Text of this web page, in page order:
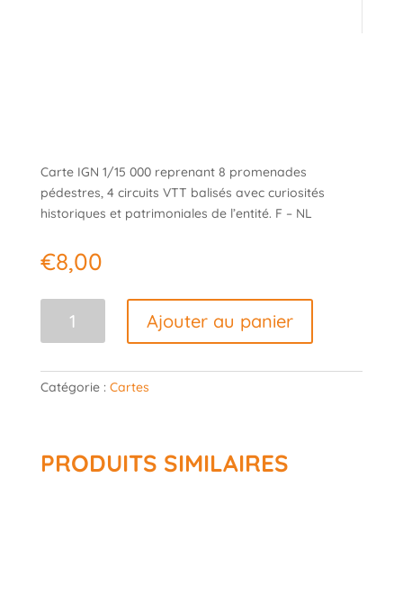
Carte IGN 1/15 000 reprenant 8 promenades
pédestres, 4 circuits VTT balisés avec curiosités
historiques et patrimoniales de l’entité. F – NL
€8,00
IGN
La
Moulin
du
Ajouter au panier
Catégorie : Cartes
PRODUITS SIMILAIRES